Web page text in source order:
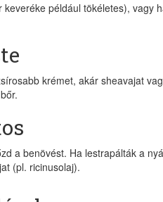
például tökéletes), vagy
krémet, akár sheavajat
a benövést. Ha lestrapálták a
(pl. ricinusolaj).